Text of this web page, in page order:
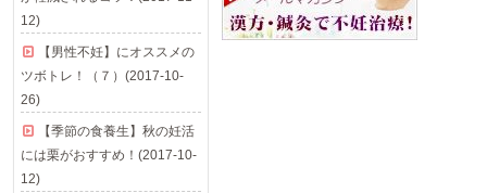
12)
【男性不妊】にオススメの
ツボトレ！（７）(2017-10-
26)
【季節の食養生】秋の妊活
には栗がおすすめ！(2017-10-
12)